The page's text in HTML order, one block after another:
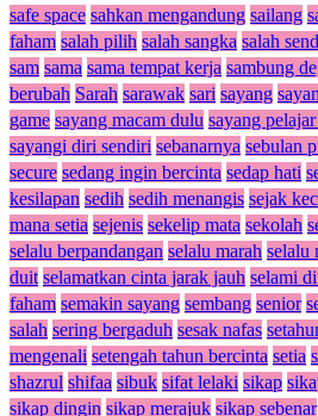
safe space sahkan mengandung sailang
faham salah pilih salah sangka salah
sam sama sama tempat kerja sambung
berubah Sarah sarawak sari sayang
game sayang macam dulu sayang
sayangi diri sendiri sebanarnya sebulan
secure sedang ingin bercinta sedap hati
kesilapan sedih sedih menangis sejak
mana setia sejenis sekelip mata sekolah
selalu berpandangan selalu marah selalu
duit selamatkan cinta jarak jauh selami
faham semakin sayang sembang senior
salah sering bergaduh sesak nafas
mengenali setengah tahun bercinta setia
shazrul shifaa sibuk sifat lelaki sikap
sikap dingin sikap merajuk sikap sebenar